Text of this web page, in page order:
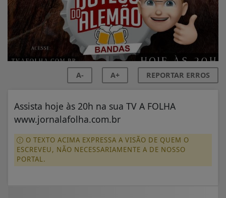
A- A+ REPORTAR ERROS
Assista hoje às 20h na sua TV A FOLHA
www.jornalafolha.com.br
O TEXTO ACIMA EXPRESSA A VISÃO DE QUEM O
ESCREVEU, NÃO NECESSARIAMENTE A DE NOSSO
PORTAL.